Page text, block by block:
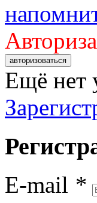
авторизоваться
Ещё нет
E-mail *